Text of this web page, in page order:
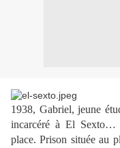
1938, Gabriel, jeune
incarcéré à El Sexto…
place. Prison située au